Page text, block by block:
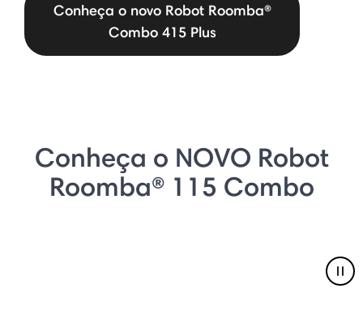
Conheça o novo Robot Roomba®
Combo 415 Plus
Conheça o NOVO Robot
Roomba® 115 Combo